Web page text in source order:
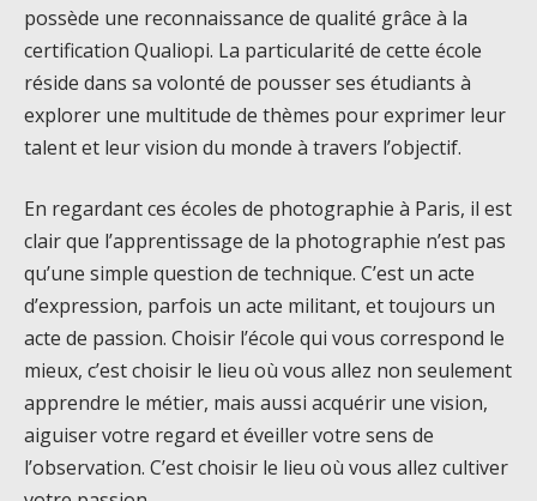
possède une reconnaissance de qualité grâce à la
certification Qualiopi. La particularité de cette école
réside dans sa volonté de pousser ses étudiants à
explorer une multitude de thèmes pour exprimer leur
talent et leur vision du monde à travers l’objectif.
En regardant ces écoles de photographie à Paris, il est
clair que l’apprentissage de la photographie n’est pas
qu’une simple question de technique. C’est un acte
d’expression, parfois un acte militant, et toujours un
acte de passion. Choisir l’école qui vous correspond le
mieux, c’est choisir le lieu où vous allez non seulement
apprendre le métier, mais aussi acquérir une vision,
aiguiser votre regard et éveiller votre sens de
l’observation. C’est choisir le lieu où vous allez cultiver